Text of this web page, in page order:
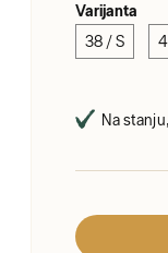
Varijanta
38 / S
Na